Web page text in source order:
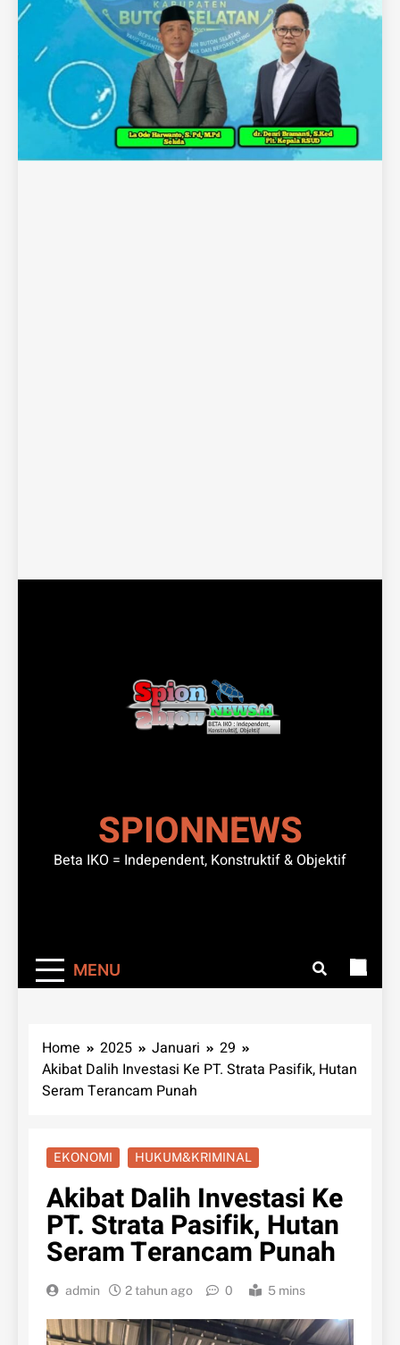
SPIONNEWS
Beta IKO = Independent, Konstruktif & Objektif
MENU
Home 2025 Januari
29
Akibat Dalih Investasi Ke PT. Strata Pasifik, Hutan
Seram Terancam Punah
EKONOMI HUKUM&KRIMINAL
Akibat Dalih Investasi Ke
PT. Strata Pasifik, Hutan
Seram Terancam Punah
admin 2 tahun ago 0 5 mins